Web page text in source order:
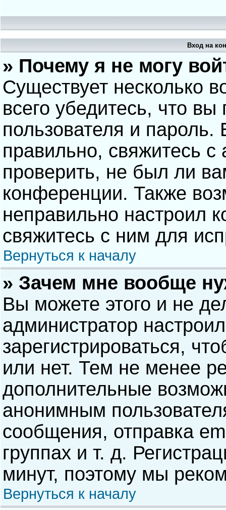
Вход на
» Почему я не могу
Существует несколько
всего убедитесь, что
пользователя и
правильно, свяжитесь
проверить, не был ли
конференции. Также
неправильно настроил
свяжитесь с ним для
Вернуться к началу
» Зачем мне вообще
Вы можете этого и не
администратор
зарегистрироваться,
или нет. Тем не менее
дополнительные
анонимным
сообщения, отправка
группах и т. д.
минут, поэтому мы
Вернуться к началу